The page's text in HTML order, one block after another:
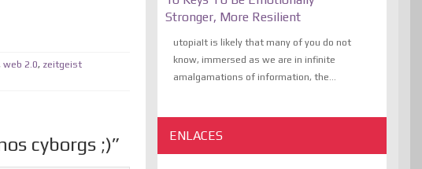
web 2.0, zeitgeist
cyborgs ;)”
Stronger, More Resilient
utopiaIt is likely that many of you do not
know, immersed as we are in infinite
amalgamations of information, the...
ENLACES